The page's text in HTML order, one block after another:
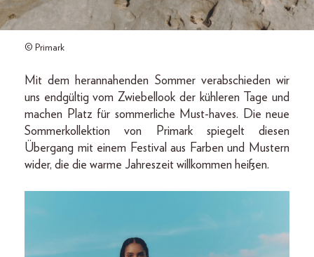
© Primark
Mit dem herannahenden Sommer verabschieden wir
uns endgültig vom Zwiebellook der kühleren Tage und
machen Platz für sommerliche Must-haves. Die neue
Sommerkollektion von Primark spiegelt diesen
Übergang mit einem Festival aus Farben und Mustern
wider, die die warme Jahreszeit willkommen heißen.